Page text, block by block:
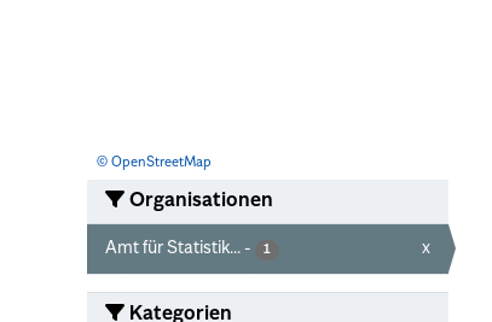
© OpenStreetMap
Organisationen
Amt für Statistik... - 1 x
Kategorien